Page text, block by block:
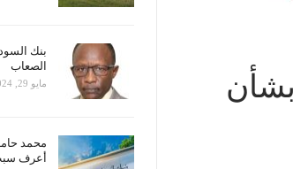
بنك
الصعاب
مايو 29, 2024
محمد
أعرف